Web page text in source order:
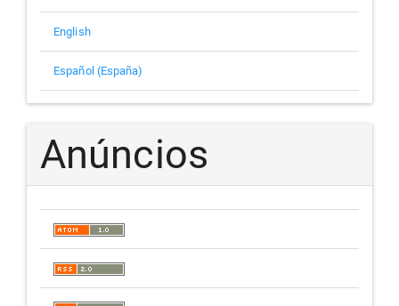
English
Español (España)
Anúncios